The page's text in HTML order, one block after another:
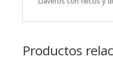
Productos